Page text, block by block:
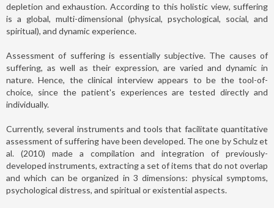
depletion and exhaustion. According to this holistic view, suffering
is a global, multi-dimensional (physical, psychological, social, and
spiritual), and dynamic experience.
Assessment of suffering is essentially subjective. The causes of
suffering, as well as their expression, are varied and dynamic in
nature. Hence, the clinical interview appears to be the tool-of-
choice, since the patient's experiences are tested directly and
individually.
Currently, several instruments and tools that facilitate quantitative
assessment of suffering have been developed. The one by Schulz et
al. (2010) made a compilation and integration of previously-
developed instruments, extracting a set of items that do not overlap
and which can be organized in 3 dimensions: physical symptoms,
psychological distress, and spiritual or existential aspects.